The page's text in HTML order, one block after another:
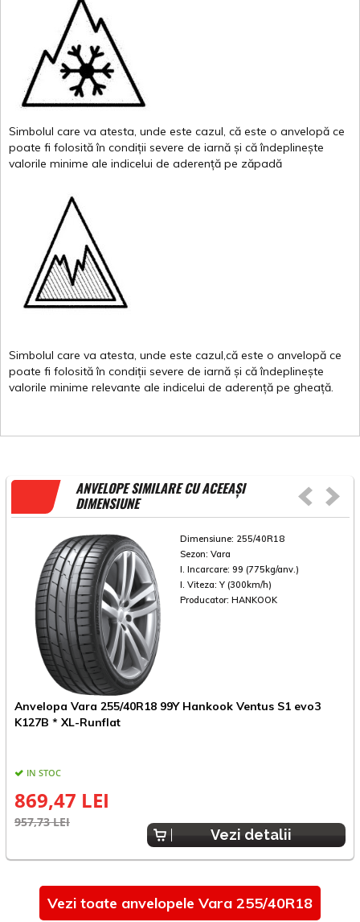
Simbolul care va atesta, unde este cazul, că este o anvelopă ce
poate fi folosită în condiții severe de iarnă și că îndeplinește
valorile minime ale indicelui de aderență pe zăpadă
Simbolul care va atesta, unde este cazul,că este o anvelopă ce
poate fi folosită în condiții severe de iarnă și că îndeplinește
valorile minime relevante ale indicelui de aderență pe gheață.
ANVELOPE SIMILARE CU ACEEAȘI
DIMENSIUNE
Dimensiune: 255/40R18
Sezon: Vara
I. Incarcare: 99 (775kg/anv.)
I. Viteza: Y (300km/h)
Producator: HANKOOK
Anvelopa Vara 255/40R18 99Y Hankook Ventus S1 evo3
K127B * XL-Runflat
IN STOC
869,47 LEI
957,73 LEI
Vezi detalii
Vezi toate anvelopele Vara 255/40R18